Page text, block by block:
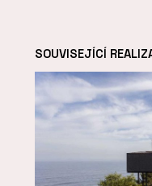
SOUVISEJÍCÍ